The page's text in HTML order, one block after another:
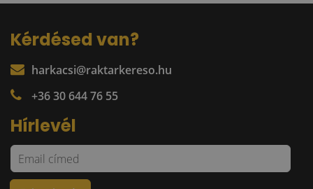
Kérdésed van?
harkacsi@raktarkereso.hu
+36 30 644 76 55
Hírlevél